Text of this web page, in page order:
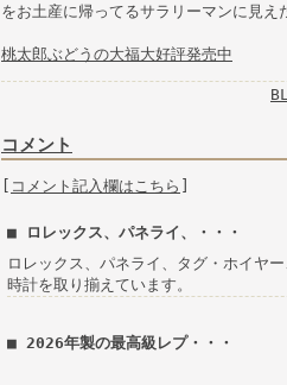
をお土産に帰ってるサラリーマンに見え
桃太郎ぶどうの大福大好評発売中
コメント
コメント記入欄はこちら
■ ロレックス、パネライ、・・・
ロレックス、パネライ、タグ・ホイヤ
時計を取り揃えています。
■ 2026年製の最高級レプ・・・